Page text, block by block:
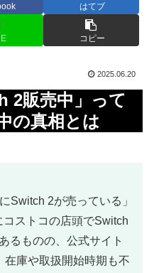
はてブ
コピー
2025.06.20
2販売中」って
の真相とは
Switch 2が売っている」
ストコの店頭でSwitch
るものの、公式サイト
庫や取扱開始時期も不